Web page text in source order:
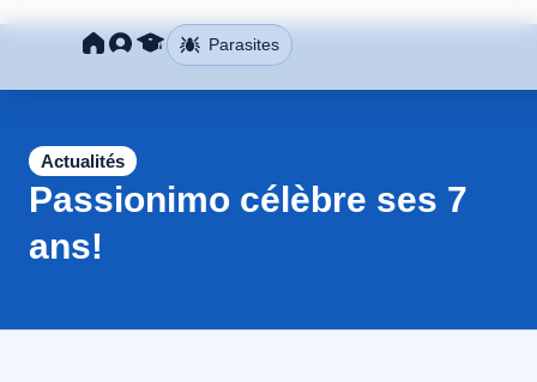
Parasites
Actualités
Passionimo célèbre ses 7
ans!